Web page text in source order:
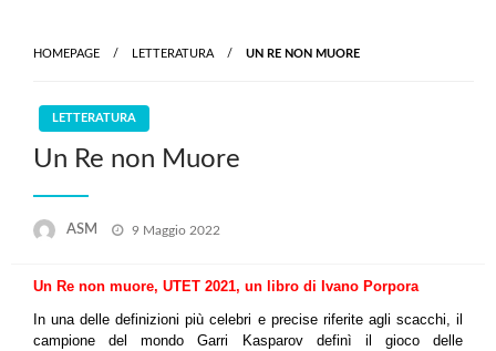
HOMEPAGE LETTERATURA UN RE NON MUORE
LETTERATURA
Un Re non Muore
ASM
Posted
9 Maggio 2022
Un Re non muore, UTET 2021, un libro di Ivano Porpora
In una delle definizioni più celebri e precise riferite agli scacchi, il
campione del mondo Garri Kasparov definì il gioco delle